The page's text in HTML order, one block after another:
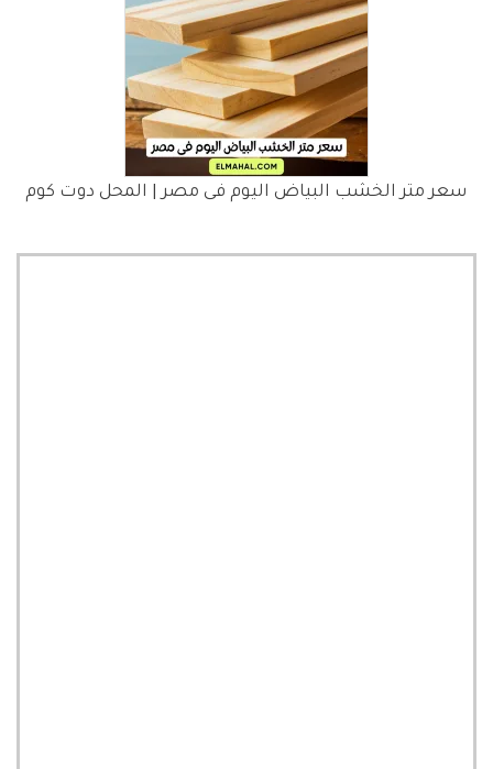
سعر متر الخشب البياض اليوم فى مصر | المحل دوت كوم